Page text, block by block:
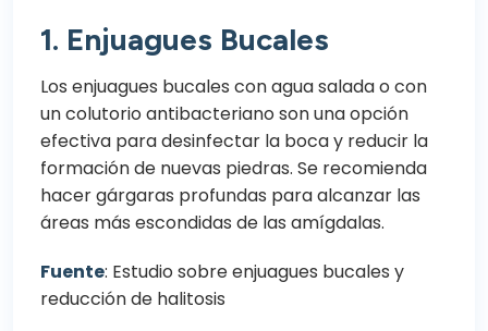
1. Enjuagues Bucales
Los enjuagues bucales con agua salada o con
un colutorio antibacteriano son una opción
efectiva para desinfectar la boca y reducir la
formación de nuevas piedras. Se recomienda
hacer gárgaras profundas para alcanzar las
áreas más escondidas de las amígdalas.
Fuente: Estudio sobre enjuagues bucales y
reducción de halitosis